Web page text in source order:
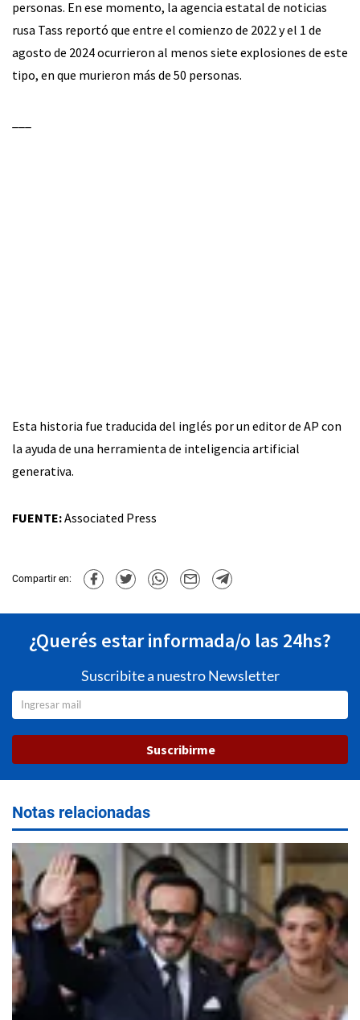
personas. En ese momento, la agencia estatal de noticias
rusa Tass reportó que entre el comienzo de 2022 y el 1 de
agosto de 2024 ocurrieron al menos siete explosiones de este
tipo, en que murieron más de 50 personas.
Esta historia fue traducida del inglés por un editor de AP con
la ayuda de una herramienta de inteligencia artificial
generativa.
FUENTE:Associated Press
Compartir en:
¿Querés estar informada/o las 24hs?
Suscribite a nuestro Newsletter
Suscribirme
Notas relacionadas